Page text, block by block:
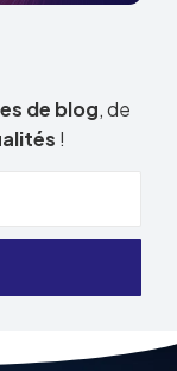
de blog, de
!